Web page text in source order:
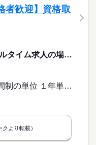
者歓迎】資格取
270,000円〜465,000円 ※フルタイム求人の場合は月額（換算額）、パート求人の場合は時間額を表示しています。
変形労働時間制 変形労働時間制の単位 １年単位 就業時間１ 8時15分〜17時15分
クより転載）